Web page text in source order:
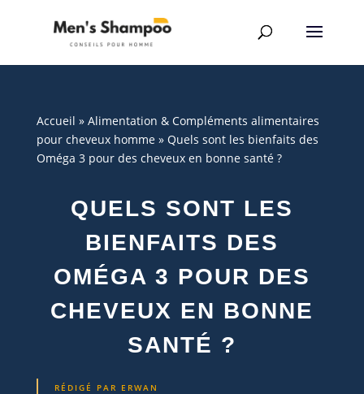
Accueil » Alimentation & Compléments alimentaires
pour cheveux homme» Quels sont les bienfaits des
Oméga 3 pour des cheveux en bonne santé ?
QUELS SONT LES
BIENFAITS DES
OMÉGA 3 POUR DES
CHEVEUX EN BONNE
SANTÉ ?
RÉDIGÉ PAR ERWAN